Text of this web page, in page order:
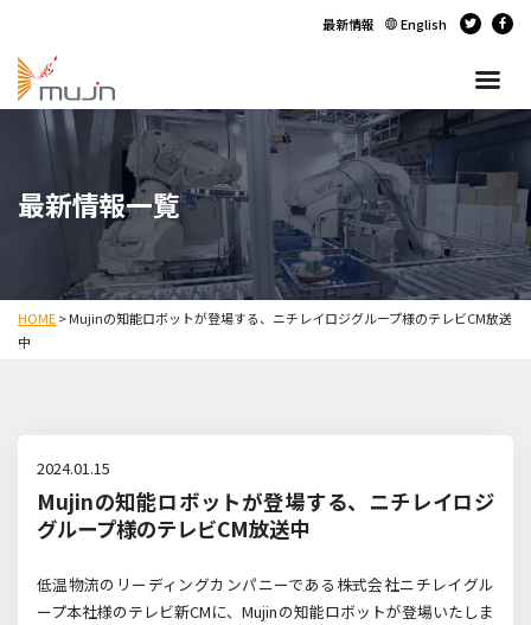
最新情報 English
最新情報一覧
HOME>Mujinの知能ロボットが登場する、ニチレイロジグループ様のテレビCM放送
中
2024.01.15
Mujinの知能ロボットが登場する、ニチレイロジ
グループ様のテレビCM放送中
低温物流のリーディングカンパニーである株式会社ニチレイグル
ープ本社様のテレビ新CMに、Mujinの知能ロボットが登場いたしま